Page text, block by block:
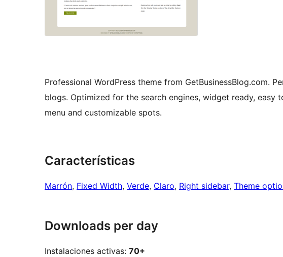
Professional WordPress theme from GetBusinessBlog.com.
blogs. Optimized for the search engines, widget ready,
menu and customizable spots.
Características
Marrón, Fixed Width, Verde, Claro, Right sidebar, Theme
Downloads per day
Instalaciones activas: 70+